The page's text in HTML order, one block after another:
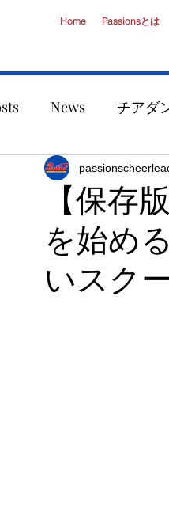
Home Passionsとは
News チアダ
チアダンス イベント
チアリーダー派遣 チ
【保存
を始め
いスク